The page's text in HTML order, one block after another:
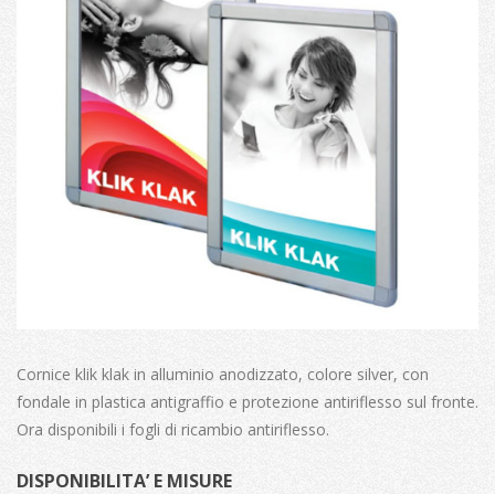
Cornice klik klak in alluminio anodizzato, colore silver, con
fondale in plastica antigraffio e protezione antiriflesso sul fronte.
Ora disponibili i fogli di ricambio antiriflesso.
DISPONIBILITA’ E MISURE